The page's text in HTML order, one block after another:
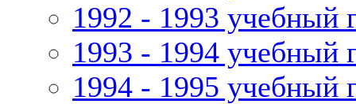
1992 - 1993 учебный
1993 - 1994 учебный
1994 - 1995 учебный